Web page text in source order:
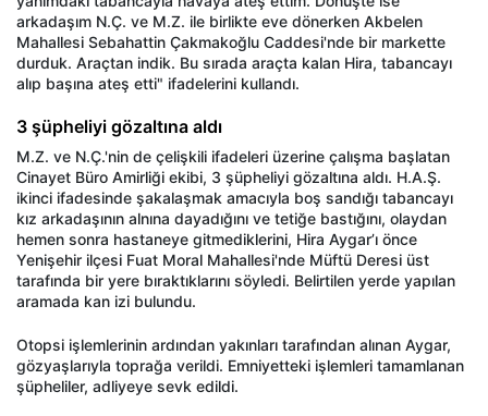
arkadaşım N.Ç. ve M.Z. ile birlikte eve dönerken Akbelen
Mahallesi Sebahattin Çakmakoğlu Caddesi'nde bir markette
durduk. Araçtan indik. Bu sırada araçta kalan Hira, tabancayı
alıp başına ateş etti" ifadelerini kullandı.
3 şüpheliyi gözaltına aldı
M.Z. ve N.Ç.'nin de çelişkili ifadeleri üzerine çalışma başlatan
Cinayet Büro Amirliği ekibi, 3 şüpheliyi gözaltına aldı. H.A.Ş.
ikinci ifadesinde şakalaşmak amacıyla boş sandığı tabancayı
kız arkadaşının alnına dayadığını ve tetiğe bastığını, olaydan
hemen sonra hastaneye gitmediklerini, Hira Aygar’ı önce
Yenişehir ilçesi Fuat Moral Mahallesi'nde Müftü Deresi üst
tarafında bir yere bıraktıklarını söyledi. Belirtilen yerde yapılan
aramada kan izi bulundu.
Otopsi işlemlerinin ardından yakınları tarafından alınan Aygar,
gözyaşlarıyla toprağa verildi. Emniyetteki işlemleri tamamlanan
şüpheliler, adliyeye sevk edildi.